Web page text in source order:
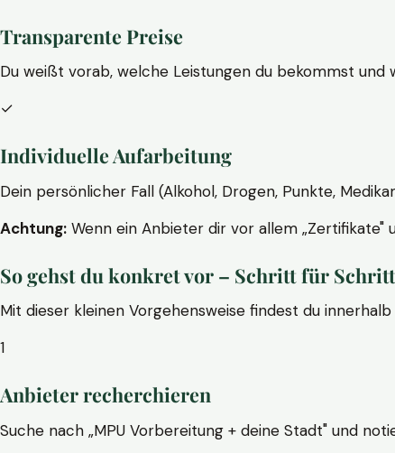
Transparente Preise
Du weißt vorab, welche Leistungen du bekommst und
✓
Individuelle Aufarbeitung
Dein persönlicher Fall (Alkohol, Drogen, Punkte,
Achtung: Wenn ein Anbieter dir vor allem
So gehst du konkret vor – Schritt für Schritt
Mit dieser kleinen Vorgehensweise findest du
1
Anbieter recherchieren
Suche nach „MPU Vorbereitung + deine Stadt" und